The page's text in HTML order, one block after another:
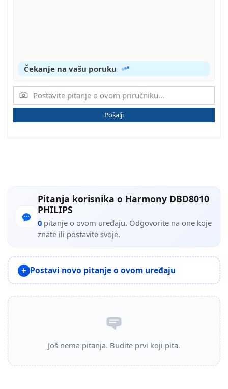
Čekanje na vašu poruku
Pošalji
Pitanja korisnika o Harmony DBD8010
PHILIPS
0 pitanje o ovom uređaju. Odgovorite na one koje
znate ili postavite svoje.
Postavi novo pitanje o ovom uređaju
Još nema pitanja. Budite prvi koji pita.